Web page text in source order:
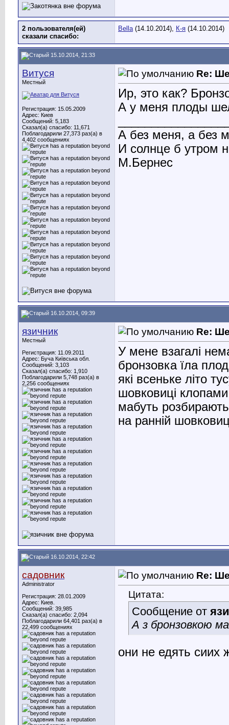
2 пользователя(ей)
сказали cпасибо:
Bella(14.10.2014), К-я (14.10.2014)
15.10.2014, 21:33
Витуся
Местный
Регистрация: 15.05.2009
Адрес: Киев
Сообщений: 5,183
Сказал(а) спасибо: 11,671
Поблагодарили 27,373 раз(а) в
4,402 сообщениях
Re:
Ир, это как?
А у меня плоды
А без меня, а без
И солнце б утром
М.Бернес
16.10.2014, 09:39
язичник
Местный
Регистрация: 11.09.2011
Адрес: Буча Київська обл.
Сообщений: 3,103
Сказал(а) спасибо: 1,910
Поблагодарили 5,748 раз(а) в
2,256 сообщениях
Re:
У мене взагалі
бронзовка їла
які всеньке літо
шовковиці
мабуть
на ранній
16.10.2014, 22:42
садовник
Administrator
Регистрация: 28.01.2009
Адрес: Киев.
Сообщений: 39,985
Сказал(а) спасибо: 2,094
Поблагодарили 64,401 раз(а) в
22,499 сообщениях
Re:
Цитата:
Сообщение от
А з бронзовкою
они не едять сиих